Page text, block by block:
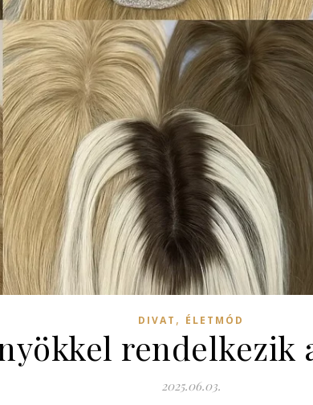
DIVAT , ÉLETMÓD
rendelkezik
2025.06.03.